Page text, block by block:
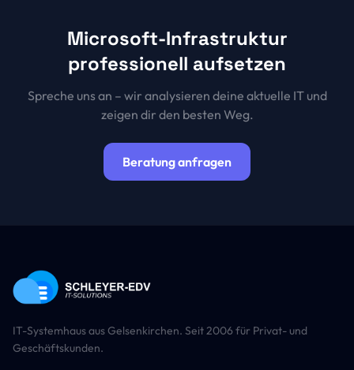
Microsoft-Infrastruktur
professionell aufsetzen
Spreche uns an – wir analysieren deine aktuelle IT und
zeigen dir den besten Weg.
Beratung anfragen
IT-Systemhaus aus Gelsenkirchen. Seit 2006 für Privat- und
Geschäftskunden.